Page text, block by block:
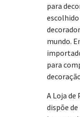
para
mundo.
para
A Loja de
dispõe